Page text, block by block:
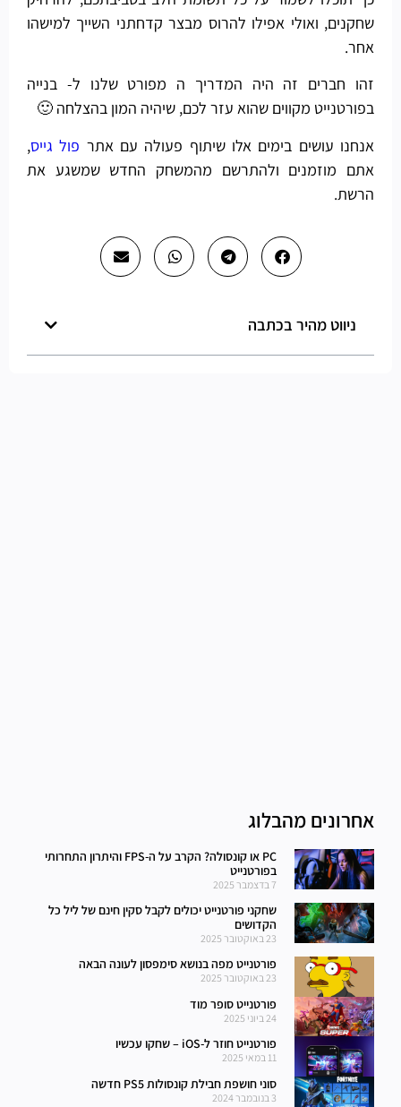
שחקנים, ואולי אפילו להרוס מבצר קדחתני השייך למישהו
אחר.
זהו חברים זה היה המדריך ה מפורט שלנו ל- בנייה
בפורטנייט מקווים שהוא עזר לכם, שיהיה המון בהצלחה 🙂
אנחנו עושים בימים אלו שיתוף פעולה עם אתר פול גייס,
אתם מוזמנים ולהתרשם מהמשחק החדש שמשגע את
הרשת.
ניווט מהיר בכתבה
אחרונים מהבלוג
PC או קונסולה? הקרב על ה-FPS והיתרון התחרותי
בפורטנייט
7 בדצמבר 2025
שחקני פורטנייט יכולים לקבל סקין חינם של ליל כל
הקדושים
23 באוקטובר 2025
פורטנייט מפה בנושא סימפסון לעונה הבאה
23 באוקטובר 2025
פורטנייט סופר מוד
24 ביוני 2025
פורטנייט חוזר ל-iOS – שחקו עכשיו
11 במאי 2025
סוני חושפת חבילת קונסולות PS5 חדשה
3 בנובמבר 2024